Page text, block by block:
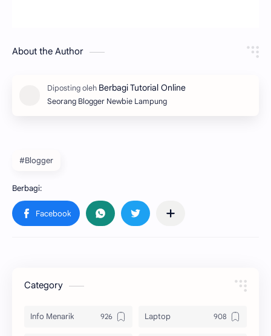
About the Author
Seorang Blogger Newbie Lampung
#Blogger
Category
Info Menarik Laptop